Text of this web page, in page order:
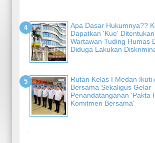
Apa Dasar Hukumnya??
Dapatkan 'Kue'
Wartawan Tuding Humas
Diduga Lakukan
Rutan Kelas I Medan Ikuti
Bersama Sekaligus Gelar
Penandatanganan 'Pakta
Komitmen Bersama'
-